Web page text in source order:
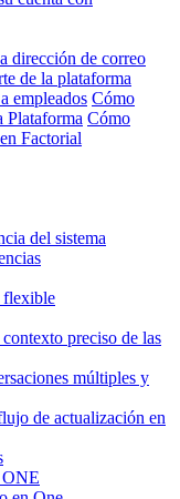
dirección de correo
de la plataforma
empleados Cómo
Plataforma Cómo
Factorial
del sistema
flexible
preciso de las
múltiples y
de actualización en
ONE